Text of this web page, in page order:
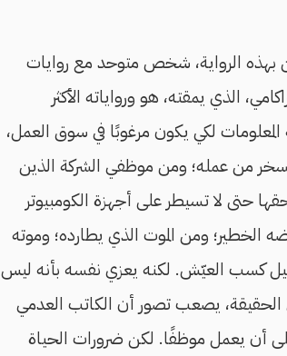
بهذه الرواية، شخص متوحد مع روايات
الذي يمقته، هو ورواياته الأكثر
لكي يكون مرغوبًا في سوق العمل،
من عمله؛ ومن موظفي الشركة الذين
حتى لا تسيطر على أجهزة الكومبيوتر
الخطير؛ ومن الموت الذي يطارده؛ وموته
كسب العيّش. لكنه يعزي نفسه بأنه ليس
يصعب تصور أن الكاتب العدمي
أن يعمل موظفًا. لكن ضرورات الحياة